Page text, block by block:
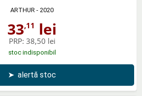
ARTHUR - 2020
33,11 lei
PRP: 38,50 lei
stoc indisponibil
➤ alertă stoc